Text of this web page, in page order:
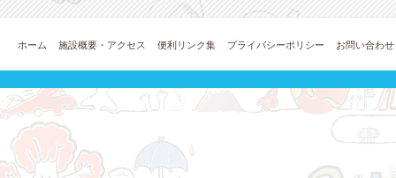
ホーム 施設概要・アクセス 便利リンク集 プライバシーポリシー お問い合わせ